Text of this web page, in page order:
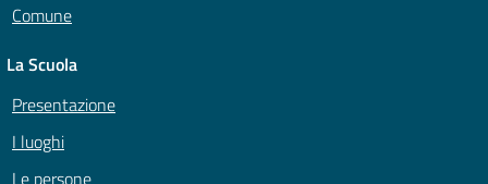
Comune
La Scuola
Presentazione
I luoghi
Le persone